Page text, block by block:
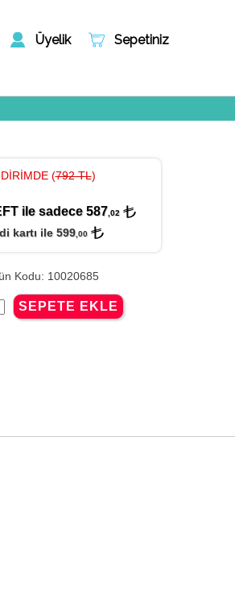
Üyelik Sepetiniz
(792 TL)
ile sadece 587 ,02
kartı ile 599 ,00
Kodu: 10020685